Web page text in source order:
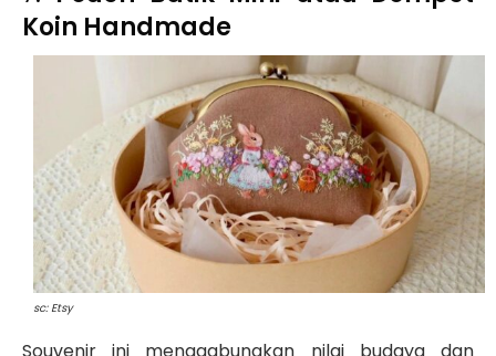
Koin Handmade
sc: Etsy
Souvenir ini menggabungkan nilai budaya dan